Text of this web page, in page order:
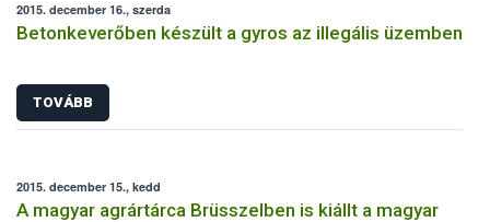
2015. december 16., szerda
Betonkeverőben készült a gyros az illegális üzemben
TOVÁBB
2015. december 15., kedd
A magyar agrártárca Brüsszelben is kiállt a magyar